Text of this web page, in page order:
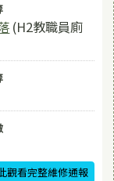
(H2教職員廁
觀看完整維修通報